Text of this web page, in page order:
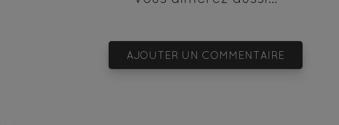
AJOUTER UN COMMENTAIRE